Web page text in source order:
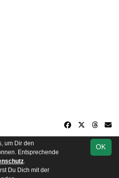
2006 - 2026
Impressum
OK
um Dir den
Entsprechende
.
Du Dich mit der